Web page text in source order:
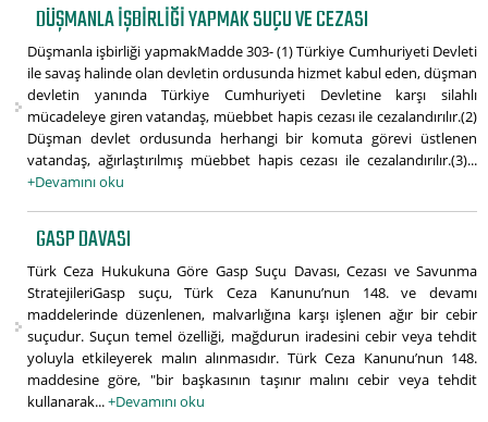
DÜŞMANLA IŞBIRLIĞI YAPMAK SUÇU VE CEZASI
Düşmanla işbirliği yapmakMadde 303- (1) Türkiye Cumhuriyeti Devleti
ile savaş halinde olan devletin ordusunda hizmet kabul eden, düşman
devletin yanında Türkiye Cumhuriyeti Devletine karşı silahlı
mücadeleye giren vatandaş, müebbet hapis cezası ile cezalandırılır.(2)
Düşman devlet ordusunda herhangi bir komuta görevi üstlenen
vatandaş, ağırlaştırılmış müebbet hapis cezası ile cezalandırılır.(3)...
+Devamını oku
GASP DAVASI
Türk Ceza Hukukuna Göre Gasp Suçu Davası, Cezası ve Savunma
StratejileriGasp suçu, Türk Ceza Kanunu’nun 148. ve devamı
maddelerinde düzenlenen, malvarlığına karşı işlenen ağır bir cebir
suçudur. Suçun temel özelliği, mağdurun iradesini cebir veya tehdit
yoluyla etkileyerek malın alınmasıdır. Türk Ceza Kanunu’nun 148.
maddesine göre, "bir başkasının taşınır malını cebir veya tehdit
kullanarak...+Devamını oku